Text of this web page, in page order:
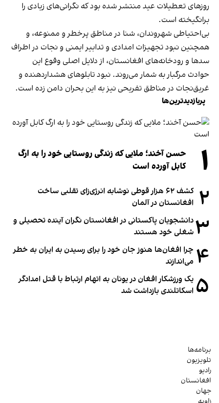
روزهای تعطیلات عید منتشر شده بود که نگرانی‌های زیادی را
برانگیخته است.
بی‌احتیاطی شهروندان، شنا در مناطق پرخطر و ممنوعه، و
همچنین نبود تجهیزات امدادی و تدابیر ایمنی و نجات در اطراف
سدها و رودخانه‌های افغانستان، از دلایل اصلی وقوع این
حوادث مرگبار به شمار می‌روند. نبود تابلوهای هشداردهنده و
غریق‌نجات در مناطق تفریحی نیز به این بحران دامن زده است.
پربازدیدترین‌ها
۱
حسن آخند؛ ملایی که زندگی روستایی خود را به ارگ
کابل آورده است
۲
کشف ۶۲ هزار قوطی نوشابه انرژی‌زای تقلبی ساخت
افغانستان در آلمان
۳دانشجویان پاکستانی در افغانستان نگران آینده تحصیلی و
شغلی خود هستند
۴ چرا افغان‌ها هنوز جان خود را برای رسیدن به ایران به خطر
می‌اندازند
۵ یک ورزشکار افغان در یونان به اتهام ارتباط با قتل امدادگر
اسکاتلندی بازداشت شد
برنامه‌ها
تلویزیون
رادیو
افغانستان
جهان